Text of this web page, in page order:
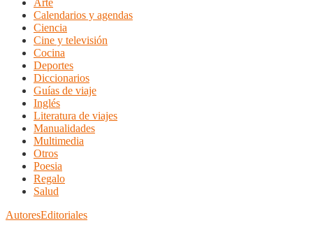
Arte
Calendarios y agendas
Ciencia
Cine y televisión
Cocina
Deportes
Diccionarios
Guías de viaje
Inglés
Literatura de viajes
Manualidades
Multimedia
Otros
Poesia
Regalo
Salud
AutoresEditoriales